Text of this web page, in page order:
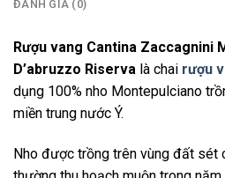
ĐÁNH GIÁ (0)
Rượu vang Cantina Zaccagnini
D’abruzzo Riserva là chai rượu
dụng 100% nho Montepulciano
miền trung nước Ý.
Nho được trồng trên vùng đất sét